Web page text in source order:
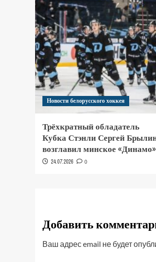
Новости белорусского хоккея
Трёхкратный обладатель
Кубка Стэнли Сергей
возглавил минское «Динамо»
24.07.2026 0
Добавить
Ваш адрес email не будет